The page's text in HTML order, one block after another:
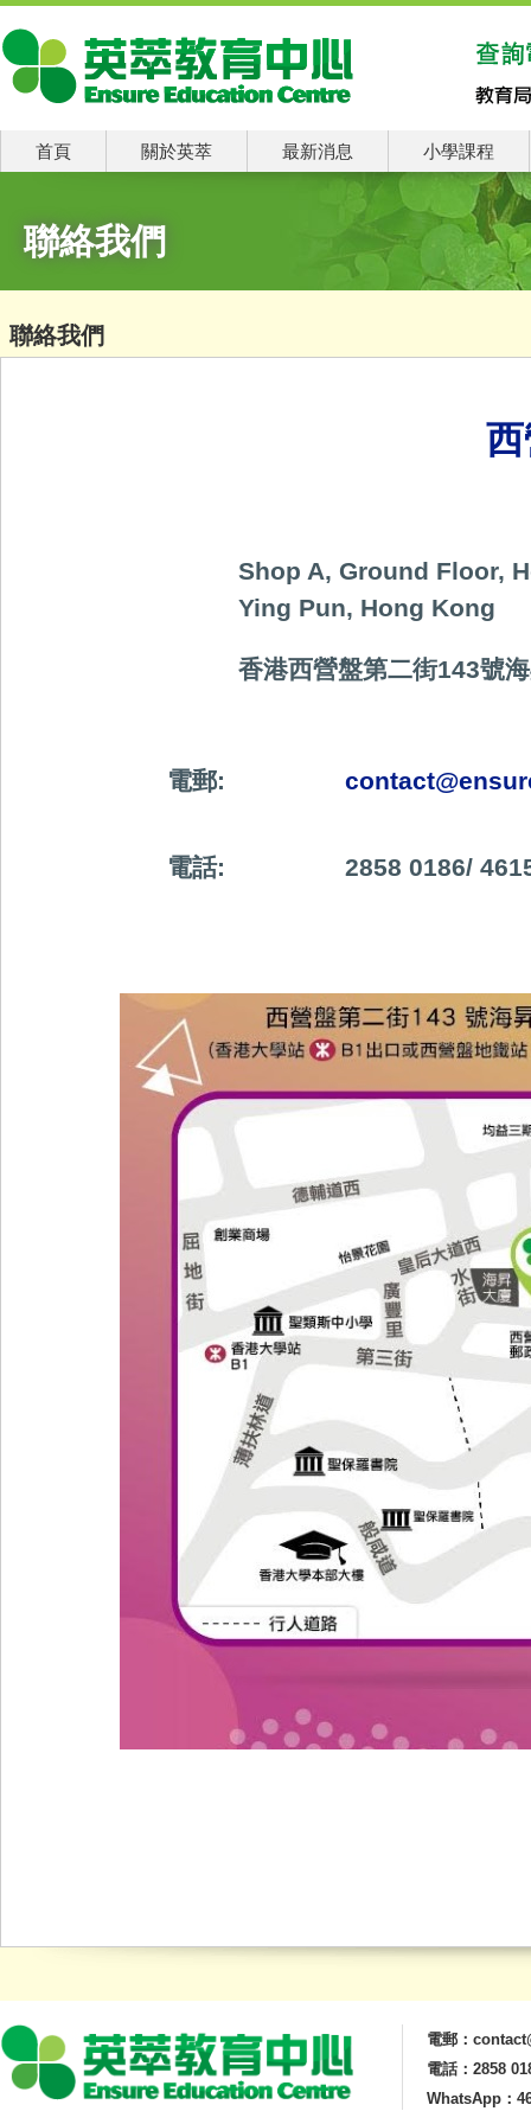
首頁 關於英萃 最新消息 小學課程
聯絡我們
聯絡我們
Shop A, Ground Floor,
Ying Pun, Hong Kong
香港西營盤第二街143號
電郵:
電話: 2858 0186/
電郵：
電話：2858
WhatsApp：